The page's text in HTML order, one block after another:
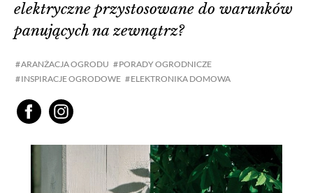
ARANŻACJA OGRODU
PORADY OGRODNICZE
INSPIRACJE OGRODOWE
ELEKTRONIKA DOMOWA
elektryczne przystosowane do warunków
panujących na zewnątrz?